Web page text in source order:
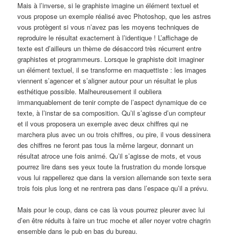
Mais à l’inverse, si le graphiste imagine un élément textuel et
vous propose un exemple réalisé avec Photoshop, que les astres
vous protègent si vous n’avez pas les moyens techniques de
reproduire le résultat exactement à l’identique ! L’affichage de
texte est d’ailleurs un thème de désaccord très récurrent entre
graphistes et programmeurs. Lorsque le graphiste doit imaginer
un élément textuel, il se transforme en maquettiste : les images
viennent s’agencer et s’aligner autour pour un résultat le plus
esthétique possible. Malheureusement il oubliera
immanquablement de tenir compte de l’aspect dynamique de ce
texte, à l’instar de sa composition. Qu’il s’agisse d’un compteur
et il vous proposera un exemple avec deux chiffres qui ne
marchera plus avec un ou trois chiffres, ou pire, il vous dessinera
des chiffres ne feront pas tous la même largeur, donnant un
résultat atroce une fois animé. Qu’il s’agisse de mots, et vous
pourrez lire dans ses yeux toute la frustration du monde lorsque
vous lui rappellerez que dans la version allemande son texte sera
trois fois plus long et ne rentrera pas dans l’espace qu’il a prévu.
Mais pour le coup, dans ce cas là vous pourrez pleurer avec lui
d’en être réduits à faire un truc moche et aller noyer votre chagrin
ensemble dans le pub en bas du bureau.